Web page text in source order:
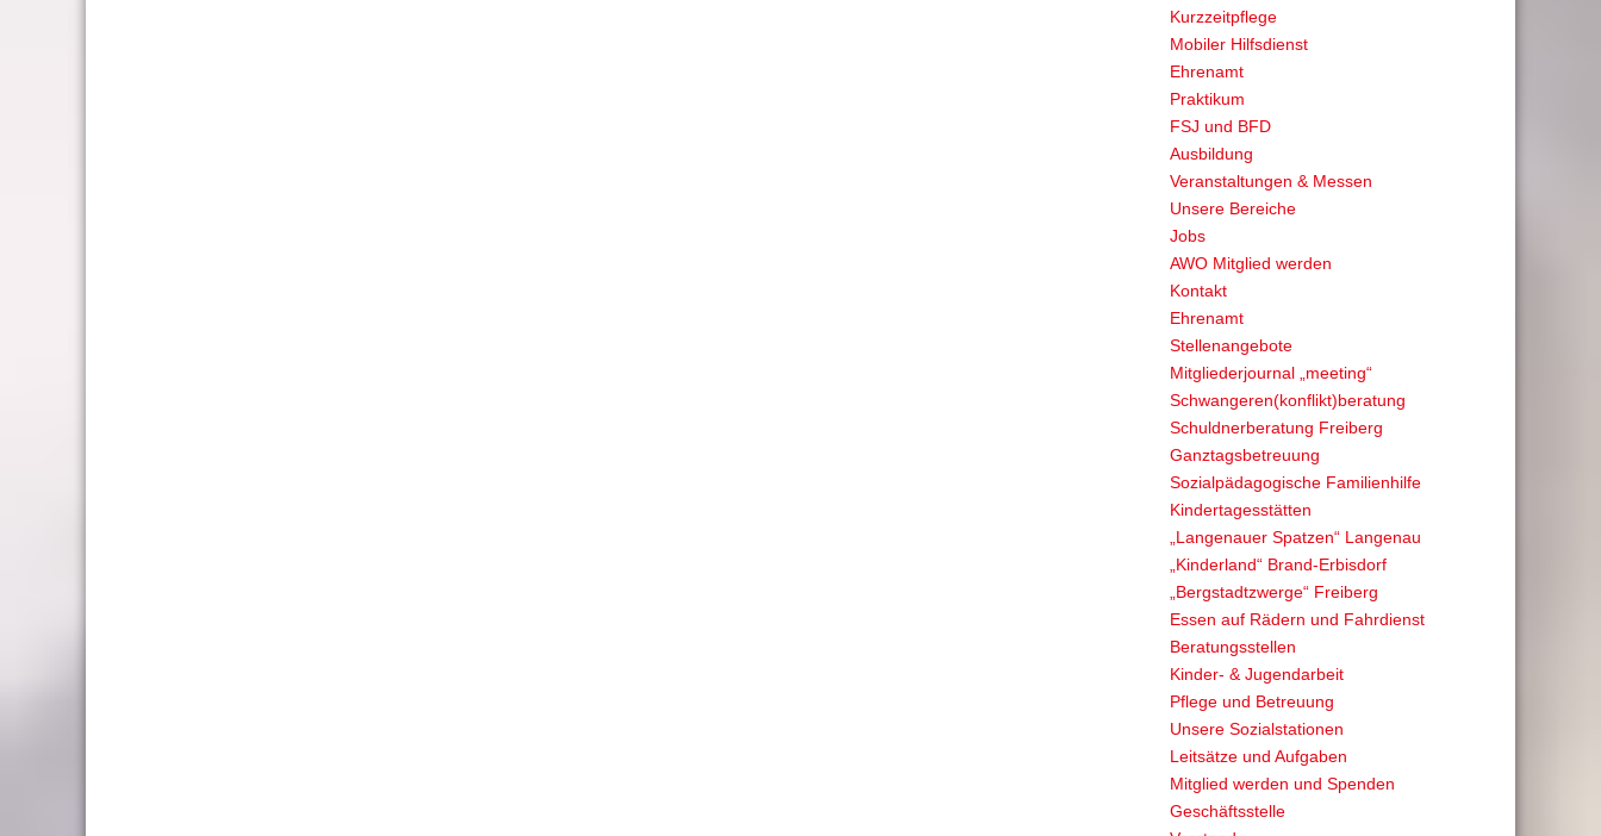
Kurzzeitpflege
Mobiler Hilfsdienst
Ehrenamt
Praktikum
FSJ und BFD
Ausbildung
Veranstaltungen & Messen
Unsere Bereiche
Jobs
AWO Mitglied werden
Kontakt
Ehrenamt
Stellenangebote
Mitgliederjournal „meeting“
Schwangeren(konflikt)beratung
Schuldnerberatung Freiberg
Ganztagsbetreuung
Sozialpädagogische Familienhilfe
Kindertagesstätten
„Langenauer Spatzen“ Langenau
„Kinderland“ Brand-Erbisdorf
„Bergstadtzwerge“ Freiberg
Essen auf Rädern und Fahrdienst
Beratungsstellen
Kinder- & Jugendarbeit
Pflege und Betreuung
Unsere Sozialstationen
Leitsätze und Aufgaben
Mitglied werden und Spenden
Geschäftsstelle